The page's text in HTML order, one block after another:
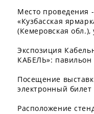
Место проведения
«Кузбасская
(Кемеровская обл.),
Экспозиция
КАБЕЛЬ»:
Посещение
электронный
Расположение